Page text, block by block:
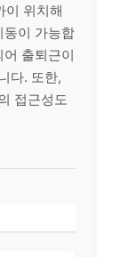
이 위치해
동이 가능합
출퇴근이
다. 또한,
접근성도